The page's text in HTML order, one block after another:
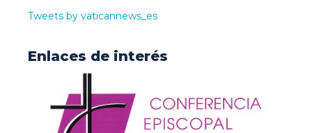
Tweets by vaticannews_es
Enlaces de interés